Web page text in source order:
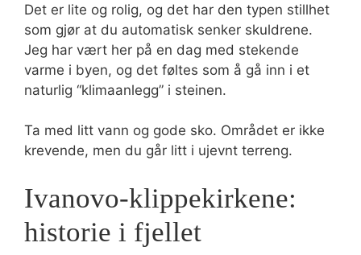
Det er lite og rolig, og det har den typen stillhet
som gjør at du automatisk senker skuldrene.
Jeg har vært her på en dag med stekende
varme i byen, og det føltes som å gå inn i et
naturlig “klimaanlegg” i steinen.
Ta med litt vann og gode sko. Området er ikke
krevende, men du går litt i ujevnt terreng.
Ivanovo-klippekirkene:
historie i fjellet